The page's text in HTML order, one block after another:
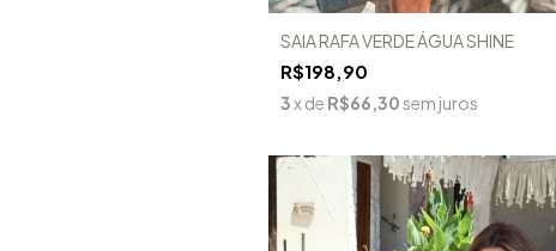
SAIA RAFA VERDE ÁGUA SHINE
R$198,90
3x de R$66,30 sem juros